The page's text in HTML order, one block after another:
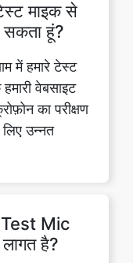
माइक से
सकता हूं?
में हमारे टेस्ट
वेबसाइट
का परीक्षण
उन्नत
Mic
है?